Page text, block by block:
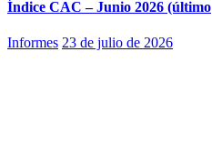
Índice CAC – Junio 2026 (último
Informes 23 de julio de 2026